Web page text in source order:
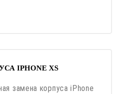
IPHONE XS
замена корпуса iPhone